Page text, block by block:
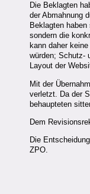
Die Beklagten
der Abmahnung
Beklagten
sondern die
kann daher
würden; Schutz-
Layout der
Mit der
verletzt. Da der
behaupteten
Dem
Die
ZPO.